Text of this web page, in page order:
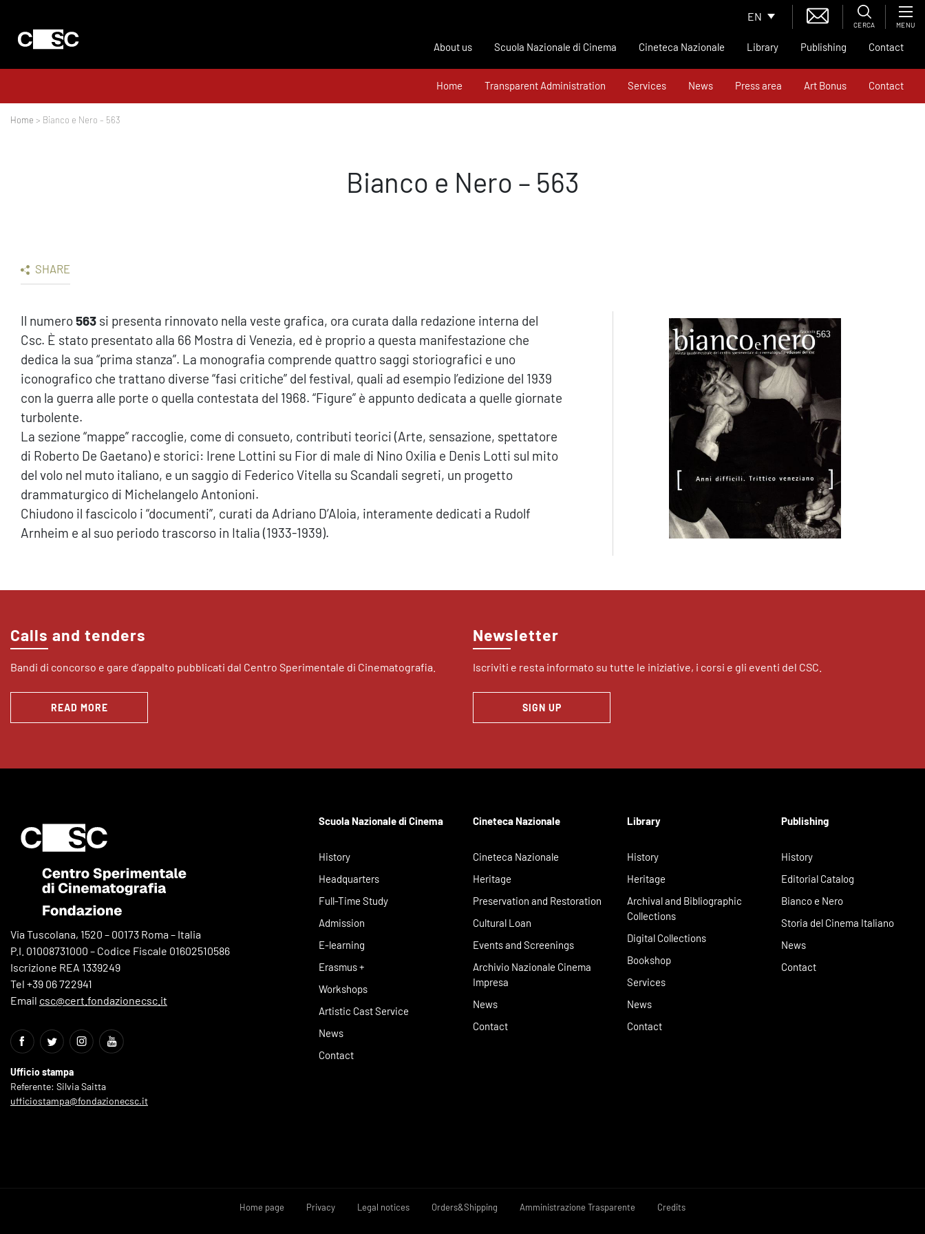
EN
CERCA MENU
About us Scuola Nazionale di Cinema Cineteca Nazionale Library Publishing Contact
Home Transparent Administration Services News Press area Art Bonus Contact
Home > Bianco e Nero – 563
Bianco e Nero – 563
SHARE
Il numero563 si presenta rinnovato nella veste grafica, ora curata dalla redazione interna del
Csc. È stato presentato alla 66 Mostra di Venezia, ed è proprio a questa manifestazione che
dedica la sua “prima stanza”. La monografia comprende quattro saggi storiografici e uno
iconografico che trattano diverse “fasi critiche” del festival, quali ad esempio l’edizione del 1939
con la guerra alle porte o quella contestata del 1968. “Figure” è appunto dedicata a quelle giornate
turbolente.
La sezione “mappe” raccoglie, come di consueto, contributi teorici (Arte, sensazione, spettatore
di Roberto De Gaetano) e storici: Irene Lottini su Fior di male di Nino Oxilia e Denis Lotti sul mito
del volo nel muto italiano, e un saggio di Federico Vitella su Scandali segreti, un progetto
drammaturgico di Michelangelo Antonioni.
Chiudono il fascicolo i “documenti”, curati da Adriano D’Aloia, interamente dedicati a Rudolf
Arnheim e al suo periodo trascorso in Italia (1933-1939).
Calls and tenders
Bandi di concorso e gare d’appalto pubblicati dal Centro Sperimentale di Cinematografia.
READ MORE
Newsletter
Iscriviti e resta informato su tutte le iniziative, i corsi e gli eventi del CSC.
SIGN UP
Via Tuscolana, 1520 – 00173 Roma – Italia
P.I. 01008731000 – Codice Fiscale 01602510586
Iscrizione REA 1339249
Tel +39 06 722941
Email csc@cert.fondazionecsc.it
Ufficio stampa
Referente: Silvia Saitta
ufficiostampa@fondazionecsc.it
Scuola Nazionale di Cinema
History
Headquarters
Full-Time Study
Admission
E-learning
Erasmus +
Workshops
Artistic Cast Service
News
Contact
Cineteca Nazionale
Cineteca Nazionale
Heritage
Preservation and Restoration
Cultural Loan
Events and Screenings
Archivio Nazionale Cinema
Impresa
News
Contact
Library
History
Heritage
Archival and Bibliographic
Collections
Digital Collections
Bookshop
Services
News
Contact
Publishing
History
Editorial Catalog
Bianco e Nero
Storia del Cinema Italiano
News
Contact
Home page Privacy Legal notices Orders&Shipping Amministrazione Trasparente Credits